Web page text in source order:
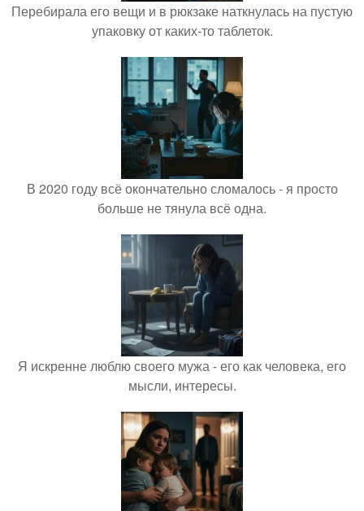
Перебирала его вещи и в рюкзаке наткнулась на пустую
упаковку от каких-то таблеток.
В 2020 году всё окончательно сломалось - я просто
больше не тянула всё одна.
Я искренне люблю своего мужа - его как человека, его
мысли, интересы.